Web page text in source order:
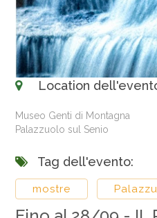
Location
Museo Genti di Montagna
Palazzuolo sul Senio
Tag dell'evento:
mostre